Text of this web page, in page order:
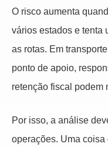
O risco aumenta
vários estados e tenta
as rotas. Em
ponto de apoio,
retenção fiscal podem
Por isso, a análise
operações. Uma coisa